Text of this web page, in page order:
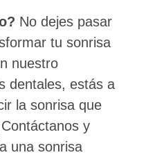
No dejes pasar
tu sonrisa
nuestro
dentales, estás a
la sonrisa que
y
una sonrisa